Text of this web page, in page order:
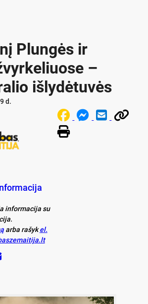
Plungės ir
–
išlydėtuvės
d.
informacija su
arba rašykel.